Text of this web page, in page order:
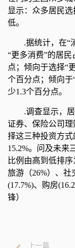
显示：众多居民
低。
.据统计，在“
“更多消费”的居民
点；倾向于选择“
个百分点；倾向于
少1.3个百分点。
.调查显示，
证券、保险公司理
择这三种投资方式
15.2%。问及未来
比例由高到低排序
旅游（26%）、社
(17.7%)、购房
锋）
上一篇